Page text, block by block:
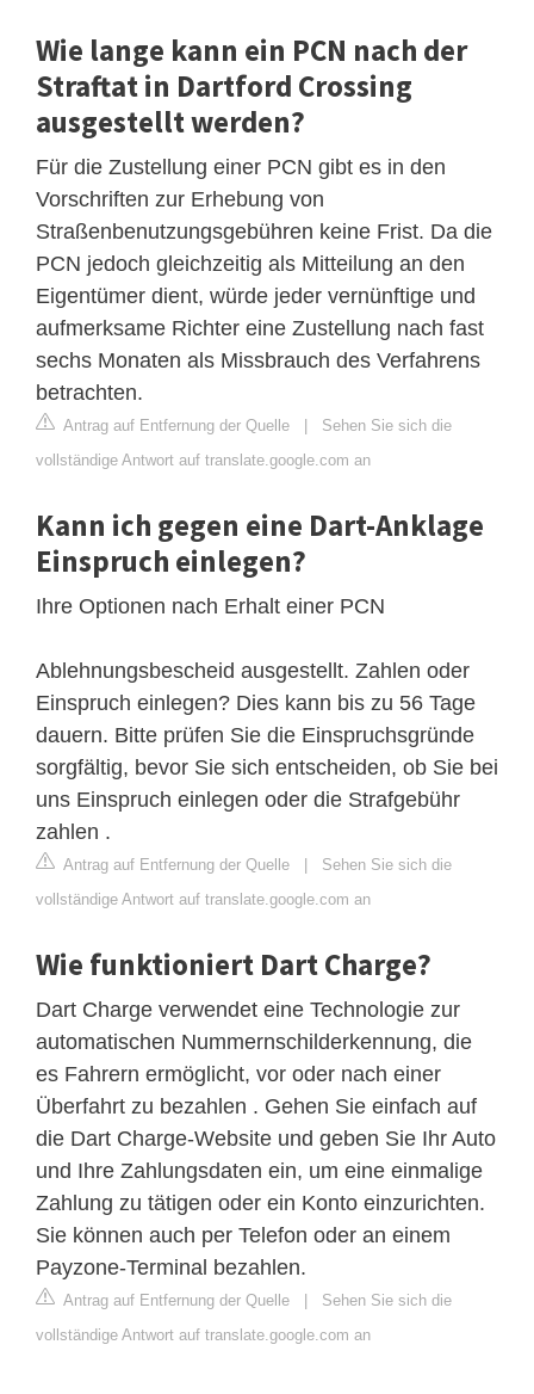
Wie lange kann ein PCN nach der
Straftat in Dartford Crossing
ausgestellt werden?
Für die Zustellung einer PCN gibt es in den
Vorschriften zur Erhebung von
Straßenbenutzungsgebühren keine Frist. Da die
PCN jedoch gleichzeitig als Mitteilung an den
Eigentümer dient, würde jeder vernünftige und
aufmerksame Richter eine Zustellung nach fast
sechs Monaten als Missbrauch des Verfahrens
betrachten.
Antrag auf Entfernung der Quelle | Sehen Sie sich die
vollständige Antwort auf translate.google.com an
Kann ich gegen eine Dart-Anklage
Einspruch einlegen?
Ihre Optionen nach Erhalt einer PCN
Ablehnungsbescheid ausgestellt. Zahlen oder
Einspruch einlegen? Dies kann bis zu 56 Tage
dauern. Bitte prüfen Sie die Einspruchsgründe
sorgfältig, bevor Sie sich entscheiden, ob Sie bei
uns Einspruch einlegen oder die Strafgebühr
zahlen .
Antrag auf Entfernung der Quelle | Sehen Sie sich die
vollständige Antwort auf translate.google.com an
Wie funktioniert Dart Charge?
Dart Charge verwendet eine Technologie zur
automatischen Nummernschilderkennung, die
es Fahrern ermöglicht, vor oder nach einer
Überfahrt zu bezahlen . Gehen Sie einfach auf
die Dart Charge-Website und geben Sie Ihr Auto
und Ihre Zahlungsdaten ein, um eine einmalige
Zahlung zu tätigen oder ein Konto einzurichten.
Sie können auch per Telefon oder an einem
Payzone-Terminal bezahlen.
Antrag auf Entfernung der Quelle | Sehen Sie sich die
vollständige Antwort auf translate.google.com an